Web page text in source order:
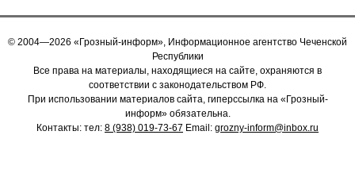
© 2004—2026 «Грозный-информ», Информационное агентство Чеченской
Республики
Все права на материалы, находящиеся на сайте, охраняются в
соответствии с законодательством РФ.
При использовании материалов сайта, гиперссылка на «Грозный-
информ» обязательна.
Контакты: тел: 8 (938) 019-73-67 Email: grozny-inform@inbox.ru